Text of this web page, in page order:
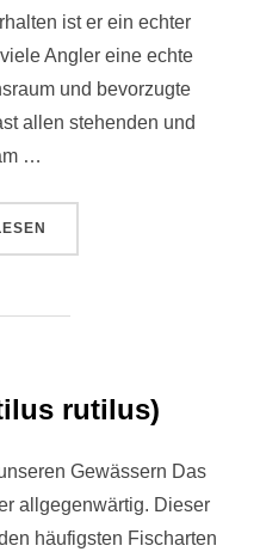
ist er ein echter
Angler eine echte
und bevorzugte
allen stehenden und
…
rutilus)
Gewässern Das
allgegenwärtig. Dieser
häufigsten Fischarten